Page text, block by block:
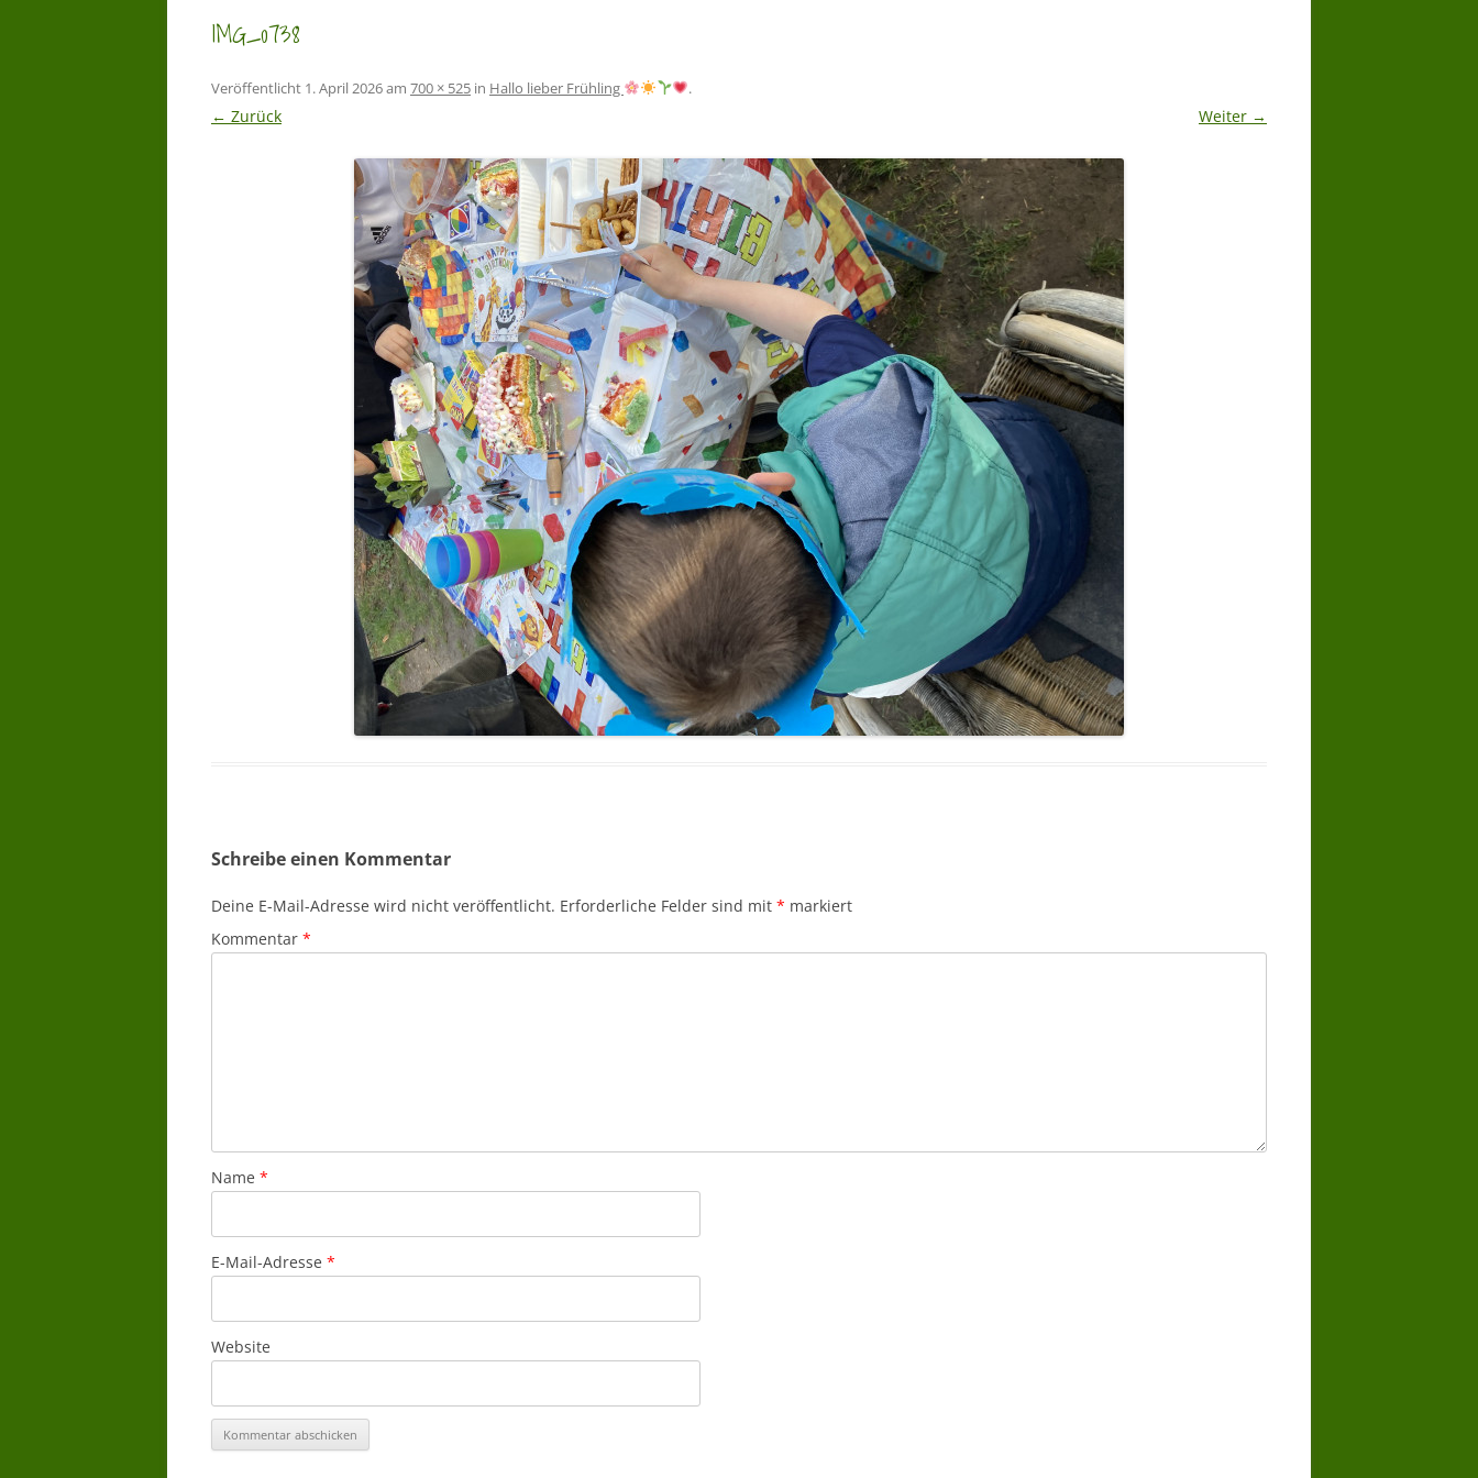
IMG_0738
Veröffentlicht 1. April 2026am 700 × 525 in Hallo lieber Frühling .
← Zurück Weiter →
Schreibe einen Kommentar
Deine E-Mail-Adresse wird nicht veröffentlicht. Erforderliche Felder sind mit * markiert
Kommentar *
Name *
E-Mail-Adresse *
Website